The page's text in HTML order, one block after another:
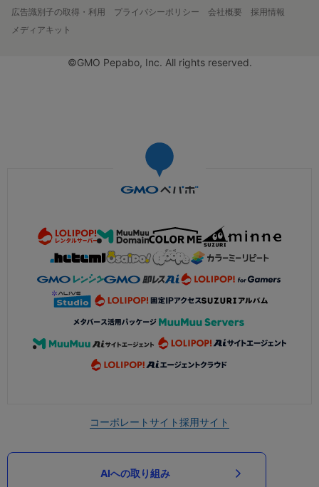
広告識別子の取得・利用
プライバシーポリシー 会社概要
採用情報
メディアキット
©GMO Pepabo, Inc. All rights reserved.
コーポレートサイト採用サイト
AIへの取り組み